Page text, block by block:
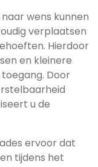
wens kunnen
verplaatsen
Hierdoor
en kleinere
Door
u de
ervoor dat
tijdens het